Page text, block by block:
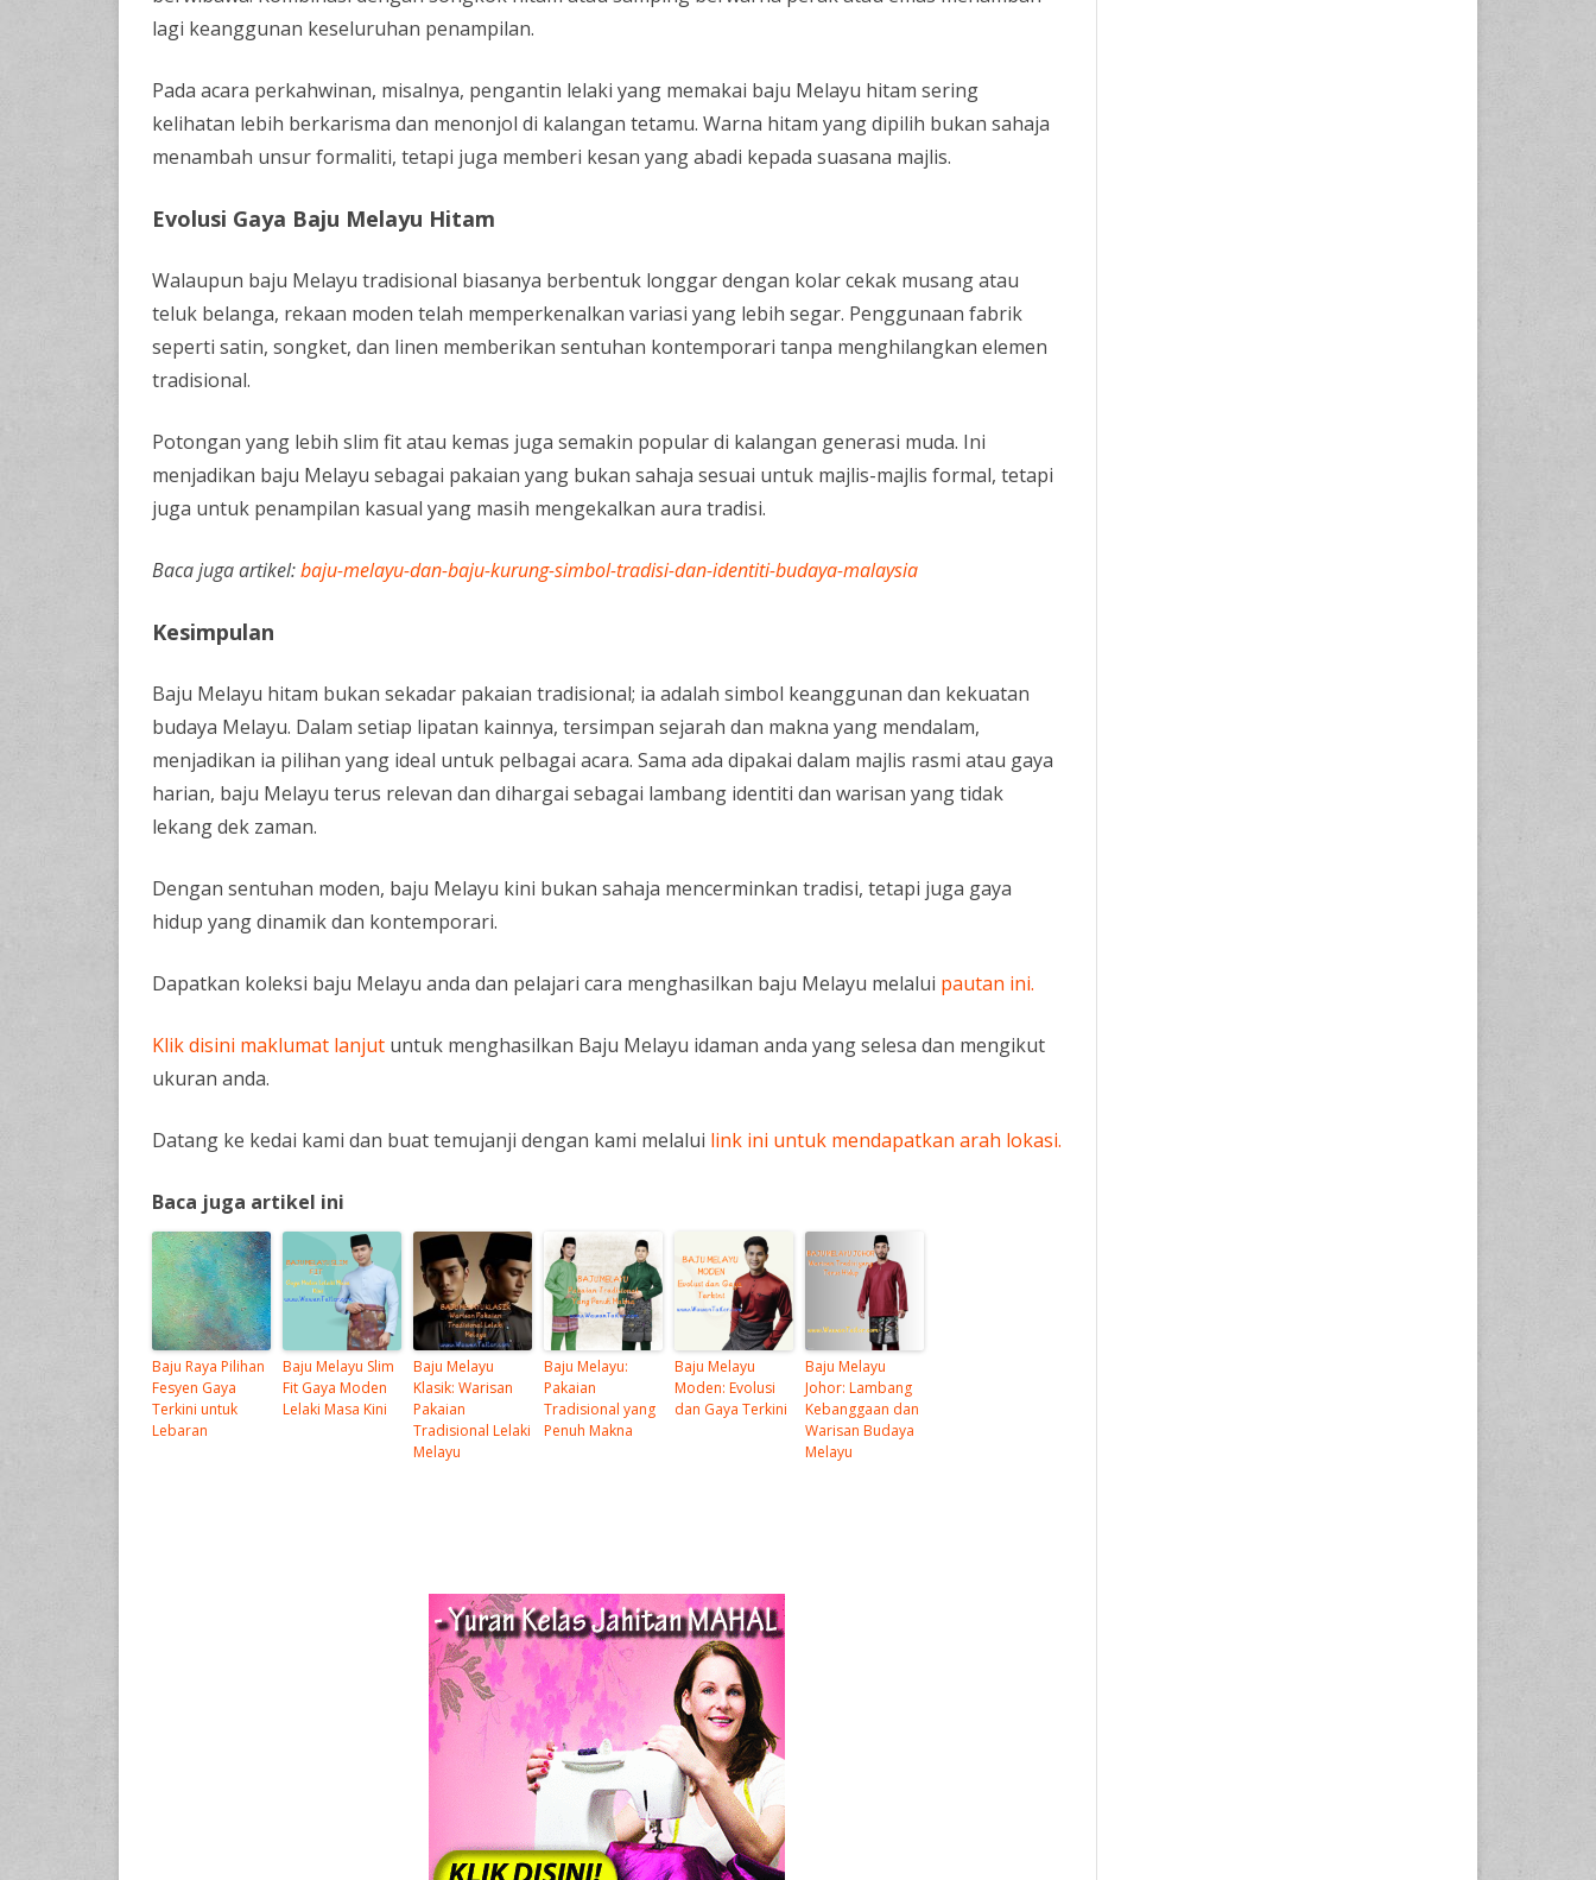
lagi keanggunan keseluruhan penampilan.
Pada acara perkahwinan, misalnya, pengantin lelaki yang memakai baju Melayu hitam sering
kelihatan lebih berkarisma dan menonjol di kalangan tetamu. Warna hitam yang dipilih bukan sahaja
menambah unsur formaliti, tetapi juga memberi kesan yang abadi kepada suasana majlis.
Evolusi Gaya Baju Melayu Hitam
Walaupun baju Melayu tradisional biasanya berbentuk longgar dengan kolar cekak musang atau
teluk belanga, rekaan moden telah memperkenalkan variasi yang lebih segar. Penggunaan fabrik
seperti satin, songket, dan linen memberikan sentuhan kontemporari tanpa menghilangkan elemen
tradisional.
Potongan yang lebih slim fit atau kemas juga semakin popular di kalangan generasi muda. Ini
menjadikan baju Melayu sebagai pakaian yang bukan sahaja sesuai untuk majlis-majlis formal, tetapi
juga untuk penampilan kasual yang masih mengekalkan aura tradisi.
Baca juga artikel:baju-melayu-dan-baju-kurung-simbol-tradisi-dan-identiti-budaya-malaysia
Kesimpulan
Baju Melayu hitam bukan sekadar pakaian tradisional; ia adalah simbol keanggunan dan kekuatan
budaya Melayu. Dalam setiap lipatan kainnya, tersimpan sejarah dan makna yang mendalam,
menjadikan ia pilihan yang ideal untuk pelbagai acara. Sama ada dipakai dalam majlis rasmi atau gaya
harian, baju Melayu terus relevan dan dihargai sebagai lambang identiti dan warisan yang tidak
lekang dek zaman.
Dengan sentuhan moden, baju Melayu kini bukan sahaja mencerminkan tradisi, tetapi juga gaya
hidup yang dinamik dan kontemporari.
Dapatkan koleksi baju Melayu anda dan pelajari cara menghasilkan baju Melayu melalui pautan ini.
Klik disini maklumat lanjut untuk menghasilkan Baju Melayu idaman anda yang selesa dan mengikut
ukuran anda.
Datang ke kedai kami dan buat temujanji dengan kami melalui link ini untuk mendapatkan arah lokasi.
Baca juga artikel ini
Baju Raya Pilihan
Fesyen Gaya
Terkini untuk
Lebaran
Baju Melayu Slim
Fit Gaya Moden
Lelaki Masa Kini
Baju Melayu
Klasik: Warisan
Pakaian
Tradisional Lelaki
Melayu
Baju Melayu:
Pakaian
Tradisional yang
Penuh Makna
Baju Melayu
Moden: Evolusi
dan Gaya Terkini
Baju Melayu
Johor: Lambang
Kebanggaan dan
Warisan Budaya
Melayu